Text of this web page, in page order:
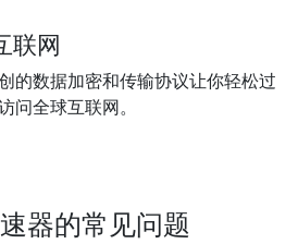
联网
的数据加密和传输协议让你轻松过
问全球互联网。
器的常见问题